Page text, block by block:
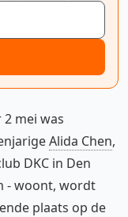
mei was
Alida Chen,
DKC in Den
- woont, wordt
plaats op de